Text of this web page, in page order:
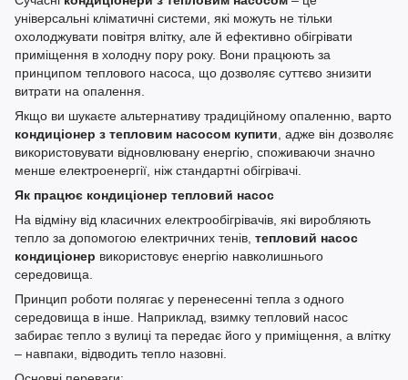
універсальні кліматичні системи, які можуть не тільки
охолоджувати повітря влітку, але й ефективно обігрівати
приміщення в холодну пору року. Вони працюють за
принципом теплового насоса, що дозволяє суттєво знизити
витрати на опалення.
Якщо ви шукаєте альтернативу традиційному опаленню, варто
кондиціонер з тепловим насосом купити , адже він дозволяє
використовувати відновлювану енергію, споживаючи значно
менше електроенергії, ніж стандартні обігрівачі.
Як працює кондиціонер тепловий насос
На відміну від класичних електрообігрівачів, які виробляють
тепло за допомогою електричних тенів, тепловий насос
кондиціонер використовує енергію навколишнього
середовища.
Принцип роботи полягає у перенесенні тепла з одного
середовища в інше. Наприклад, взимку тепловий насос
забирає тепло з вулиці та передає його у приміщення, а влітку
– навпаки, відводить тепло назовні.